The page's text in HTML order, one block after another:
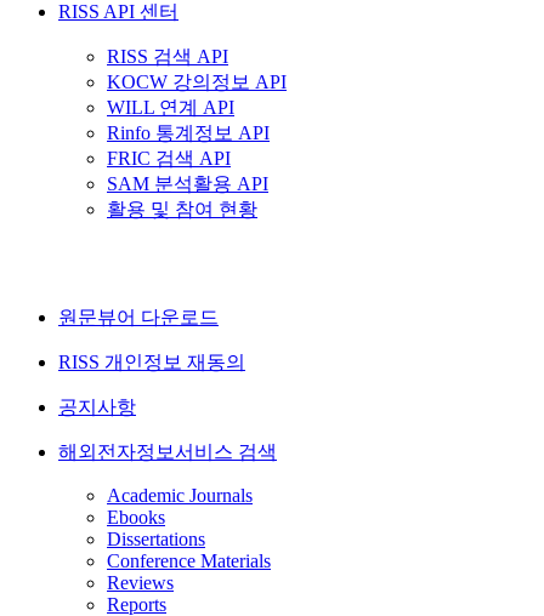
RISS API 센터
RISS 검색 API
KOCW 강의정보 API
WILL 연계 API
Rinfo 통계정보 API
FRIC 검색 API
SAM 분석활용 API
활용 및 참여 현황
원문뷰어 다운로드
RISS 개인정보 재동의
공지사항
해외전자정보서비스 검색
Academic Journals
Ebooks
Dissertations
Conference Materials
Reviews
Reports